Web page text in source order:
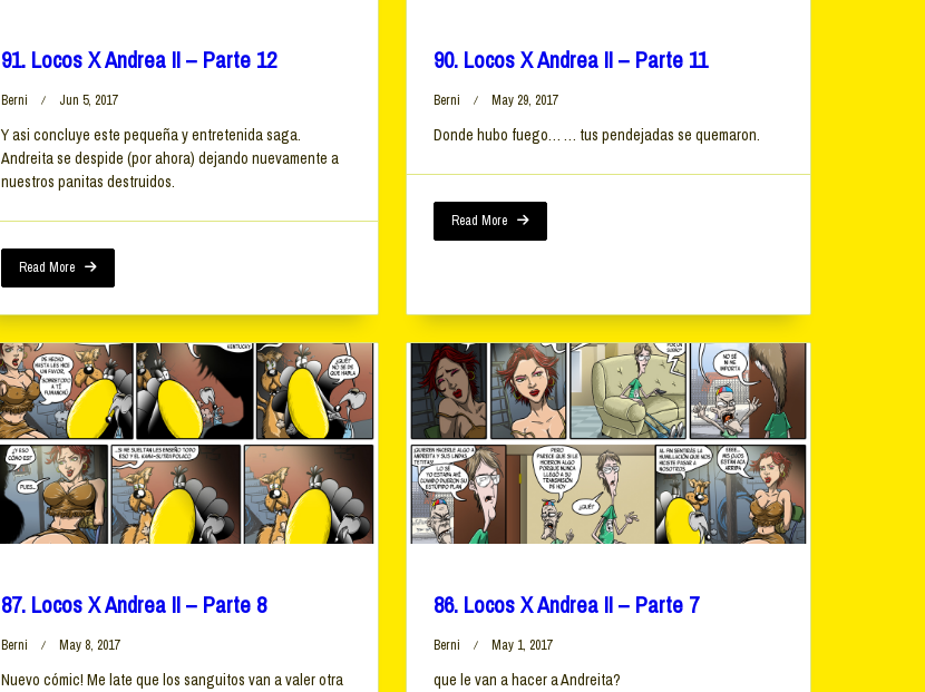
91. Locos X Andrea II – Parte 12
Berni Jun 5, 2017
Y asi concluye este pequeña y entretenida saga.
Andreita se despide (por ahora) dejando nuevamente a
nuestros panitas destruidos.
Read More
90. Locos X Andrea II – Parte 11
Berni May 29, 2017
Donde hubo fuego… … tus pendejadas se quemaron.
Read More
87. Locos X Andrea II – Parte 8
Berni May 8, 2017
Nuevo cómic! Me late que los sanguitos van a valer otra
86. Locos X Andrea II – Parte 7
Berni May 1, 2017
que le van a hacer a Andreita?